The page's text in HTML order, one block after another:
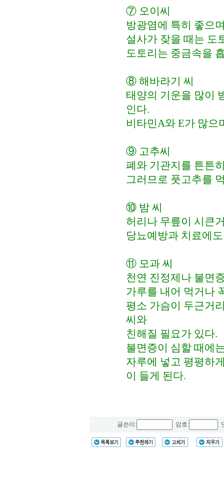
⑦ 오이씨
방광염에 특히 좋으
설사가 잦을 때는 도
도토리는 중금속을
⑧ 해바라기 씨
태양의 기운을 많이
인다.
비타민A와 E가 많으
⑨ 고추씨
폐와 기관지를 튼튼
그러므로 풋고추를
⑩ 밤 씨
허리나 무릎이 시큰
당뇨예방과 치료에
⑪ 모과 씨
천연 진정제나 불면
가루를 내어 먹거나
평소 가슴이 두근거
씨와
친해질 필요가 있다.
불면증이 심할 때에
자루에 넣고 평평하
이 들게 된다.
글쓴이: 암호: